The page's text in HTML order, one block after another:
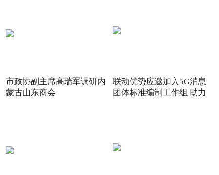
市政协副主席高瑞军调研内
蒙古山东商会
联动优势应邀加入5G消息
团体标准编制工作组 助力